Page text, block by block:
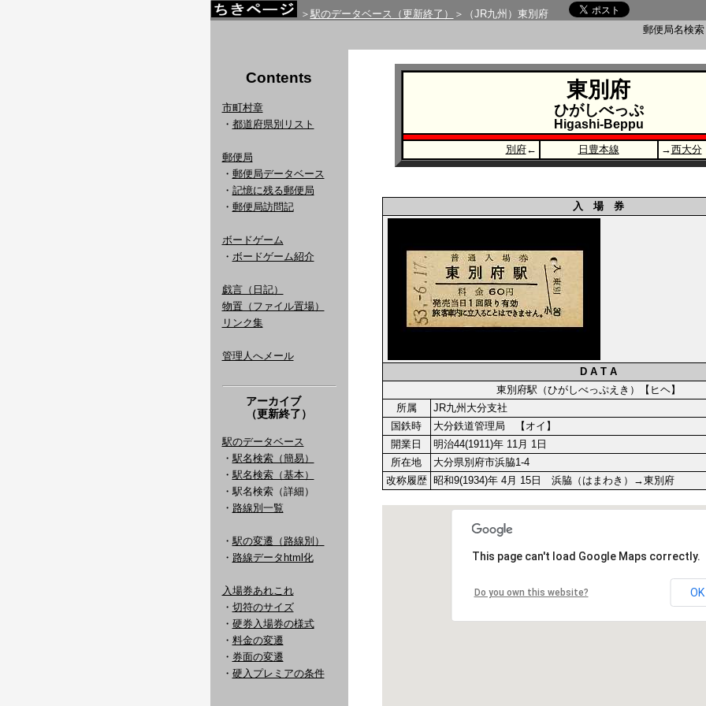
＞ 駅のデータベース（更新終了）
＞（JR九州）東別府
郵便局名検
Contents
市町村章
・ 都道府県別リスト
郵便局
・ 郵便局データベース
・ 記憶に残る郵便局
・ 郵便局訪問記
ボードゲーム
・ ボードゲーム紹介
戯言（日記）
物置（ファイル置場）
リンク集
管理人へメール
アーカイブ
（更新終了）
駅のデータベース
・ 駅名検索（簡易）
・ 駅名検索（基本）
・駅名検索（詳細）
・ 路線別一覧
・ 駅の変遷（路線別）
・ 路線データhtml化
入場券あれこれ
・ 切符のサイズ
・ 硬券入場券の様式
・ 料金の変遷
・ 券面の変遷
・ 硬入プレミアの条件
東別府
ひがしべっぷ
Higashi-Beppu
別府← 日豊本線 →西大分
入 場 券
D A T A
東別府駅（ひがしべっぷえき）【ヒヘ】
所属
JR九州大分支社
国鉄時
大分鉄道管理局 【オイ】
開業日
明治44(1911)年 11月 1日
所在地
大分県別府市浜脇1-4
改称履歴
昭和9(1934)年 4月 15日 浜脇（はまわき）→東別府